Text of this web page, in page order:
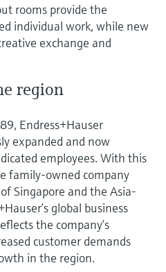
rooms provide the
individual work, while new
exchange and
region
Endress+Hauser
expanded and now
employees. With this
family-owned company
Singapore and the Asia-
global business
the company’s
customer demands
in the region.